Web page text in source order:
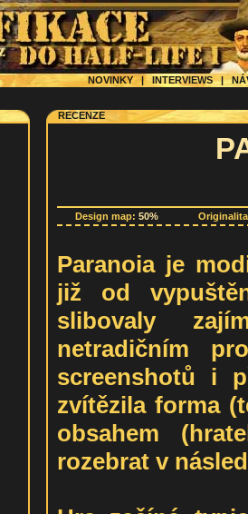
NOVINKY | INTERVIEWS|
RECENZE
Design map: 50%
Paranoia je
již od
slibovaly
netradičním
screenshotů i
zvítězila forma
obsahem
rozebrat v